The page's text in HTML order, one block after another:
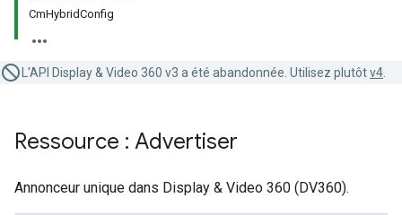
CmHybridConfig
L'API Display & Video 360 v3 a été abandonnée. Utilisez plutôtv4
Ressource : Advertiser
Annonceur unique dans Display & Video 360 (DV360).